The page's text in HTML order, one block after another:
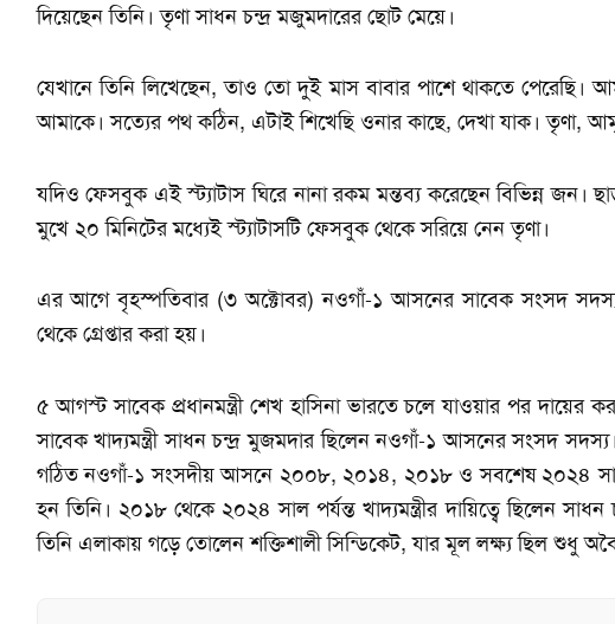
দিয়েছেন তিনি। তৃণা সাধন চন্দ্র মজুমদারের ছোট মেয়ে।
যেখানে তিনি লিখেছেন, তাও তো দুই মাস বাবার পাশে থাকতে পেরেছি।
আমাকে। সত্যের পথ কঠিন, এটাই শিখেছি ওনার কাছে, দেখা যাক। তৃণা,
যদিও ফেসবুক এই স্ট্যাটাস ঘিরে নানা রকম মন্তব্য করেছেন বিভিন্ন জন।
মুখে ২০ মিনিটের মধ্যেই স্ট্যাটাসটি ফেসবুক থেকে সরিয়ে নেন তৃণা।
এর আগে বৃহস্পতিবার (৩ অক্টোবর) নওগাঁ-১ আসনের সাবেক সংসদ সদস্য ও
থেকে গ্রেপ্তার করা হয়।
৫ আগস্ট সাবেক প্রধানমন্ত্রী শেখ হাসিনা ভারতে চলে যাওয়ার পর
সাবেক খাদ্যমন্ত্রী সাধন চন্দ্র মুজমদার ছিলেন নওগাঁ-১ আসনের সংসদ
গঠিত নওগাঁ-১ সংসদীয় আসনে ২০০৮, ২০১৪, ২০১৮ ও সবশেষ ২০২৪
হন তিনি। ২০১৮ থেকে ২০২৪ সাল পর্যন্ত খাদ্যমন্ত্রীর দায়িত্বে ছিলেন
তিনি এলাকায় গড়ে তোলেন শক্তিশালী সিন্ডিকেট, যার মূল লক্ষ্য ছিল শুধু